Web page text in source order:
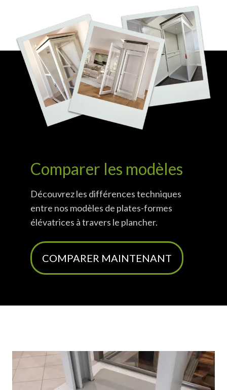
Comparer les modèles
Découvrez les différences techniques
entre nos modèles de plates-formes
élévatrices à travers le plancher.
COMPARER MAINTENANT